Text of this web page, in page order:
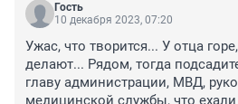
Гость
10 декабря 2023, 07:20
Ужас, что творится... У отца
делают... Рядом, тогда
главу администрации, МВД,
медицинской службы, что